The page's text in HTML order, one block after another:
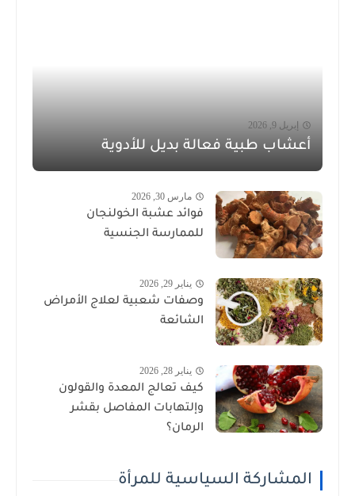
إبريل 9, 2026
أعشاب طبية فعالة بديل للأدوية
مارس 30, 2026
فوائد عشبة الخولنجان
للممارسة الجنسية
يناير 29, 2026
وصفات شعبية لعلاج الأمراض
الشائعة
يناير 28, 2026
كيف تعالج المعدة والقولون
وإلتهابات المفاصل بقشر
الرمان؟
المشاركة السياسية للمرأة